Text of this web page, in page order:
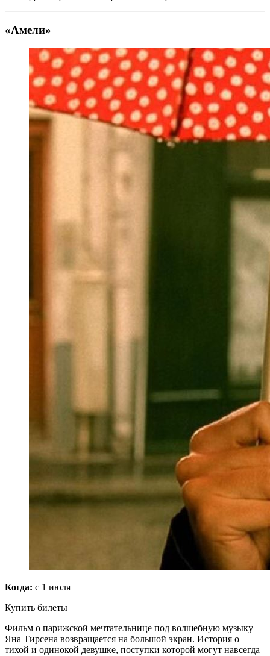
«Амели»
Когда: с 1 июля
Купить билеты
Фильм о парижской мечтательнице под волшебную музыку
Яна Тирсена возвращается на большой экран. История о
тихой и одинокой девушке, поступки которой могут навсегда